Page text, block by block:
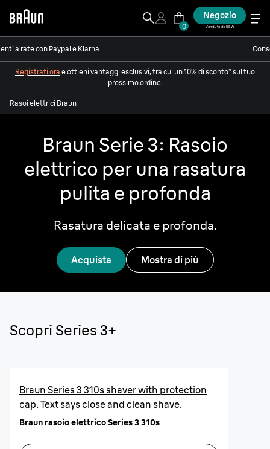
0
Negozio
Venduto da ESW
a rate con Paypal e Klarna
Registrati ora e ottieni vantaggi esclusivi, tra cui un 10% di sconto* sul tuo
prossimo ordine.
Rasoi elettrici Braun
Braun Serie 3: Rasoio
elettrico per una rasatura
pulita e profonda
Rasatura delicata e profonda.
Acquista Mostra di più
Scopri Series 3+
Braun Series 3 310s shaver with protection
cap. Text says close and clean shave.
Braun rasoio elettrico Series 3 310s